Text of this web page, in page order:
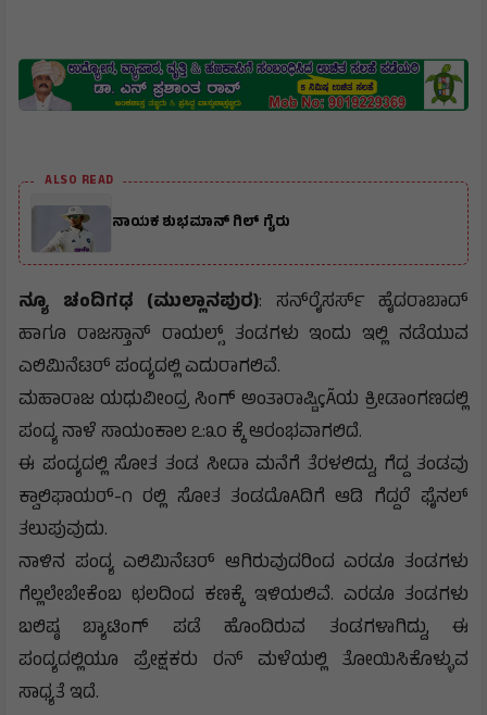
ALSO READ
ನಾಯಕ ಶುಭಮಾನ್ ಗಿಲ್ ಗೈರು
ನ್ಯೂ ಚಂದಿಗಢ (ಮುಲ್ಲಾನಪುರ): ಸನ್‌ರೈಸರ್ಸ್ ಹೈದರಾಬಾದ್
ಹಾಗೂ ರಾಜಸ್ತಾನ್ ರಾಯಲ್ಸ್ ತಂಡಗಳು ಇಂದು ಇಲ್ಲಿ ನಡೆಯುವ
ಎಲಿಮಿನೆಟರ್ ಪಂದ್ಯದಲ್ಲಿ ಎದುರಾಗಲಿವೆ.
ಮಹಾರಾಜ ಯಧುವೀಂದ್ರ ಸಿಂಗ್ ಅಂತಾರಾಷ್ಟಿçÃಯ ಕ್ರೀಡಾಂಗಣದಲ್ಲಿ
ಪಂದ್ಯ ನಾಳೆ ಸಾಯಂಕಾಲ ೭:೩೦ ಕ್ಕೆ ಆರಂಭವಾಗಲಿದೆ.
ಈ ಪಂದ್ಯದಲ್ಲಿ ಸೋತ ತಂಡ ಸೀದಾ ಮನೆಗೆ ತೆರಳಲಿದ್ದು, ಗೆದ್ದ ತಂಡವು
ಕ್ವಾಲಿಫಾಯರ್-೧ ರಲ್ಲಿ ಸೋತ ತಂಡದೊAದಿಗೆ ಆಡಿ ಗೆದ್ದರೆ ಫೈನಲ್
ತಲುಪುವುದು.
ನಾಳಿನ ಪಂದ್ಯ ಎಲಿಮಿನೆಟರ್ ಆಗಿರುವುದರಿಂದ ಎರಡೂ ತಂಡಗಳು
ಗೆಲ್ಲಲೇಬೇಕೆಂಬ ಛಲದಿಂದ ಕಣಕ್ಕೆ ಇಳಿಯಲಿವೆ. ಎರಡೂ ತಂಡಗಳು
ಬಲಿಷ್ಠ ಬ್ಯಾಟಿಂಗ್ ಪಡೆ ಹೊಂದಿರುವ ತಂಡಗಳಾಗಿದ್ದು, ಈ
ಪಂದ್ಯದಲ್ಲಿಯೂ ಪ್ರೇಕ್ಷಕರು ರನ್ ಮಳೆಯಲ್ಲಿ ತೋಯಿಸಿಕೊಳ್ಳುವ
ಸಾಧ್ಯತೆ ಇದೆ.